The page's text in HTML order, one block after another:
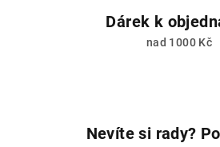
Dárek k
nad 1000 Kč
Nevíte si rady?